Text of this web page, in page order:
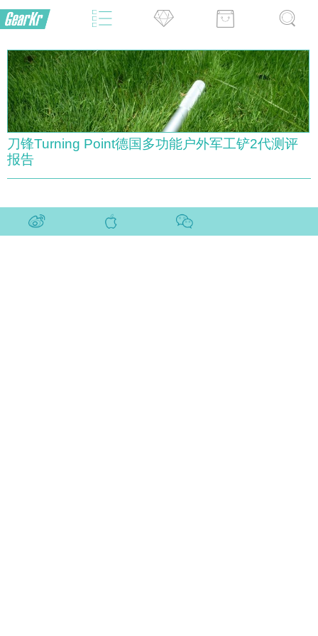
刀锋Turning Point德国多功能户外军工铲2代测评
报告